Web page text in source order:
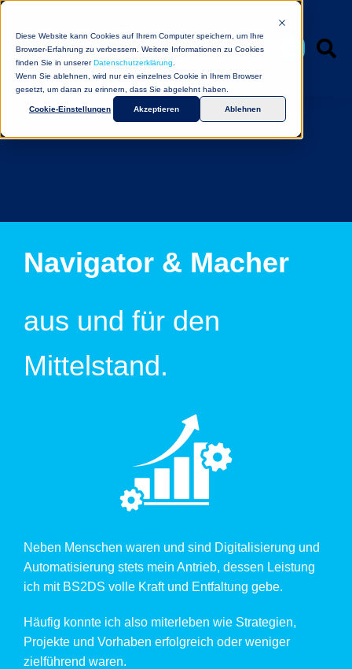
Diese Website kann Cookies auf Ihrem Computer speichern, um Ihre
Browser-Erfahrung zu verbessern. Weitere Informationen zu Cookies
finden Sie in unsererDatenschutzerklärung
Wenn Sie ablehnen, wird nur ein einzelnes Cookie in Ihrem Browser
gesetzt, um daran zu erinnern, dass Sie abgelehnt haben.
Cookie-Einstellungen Akzeptieren Ablehnen
Navigator & Macher
aus und für den
Mittelstand.
Neben Menschen waren und sind Digitalisierung und
Automatisierung stets mein Antrieb, dessen Leistung
ich mit BS2DS volle Kraft und Entfaltung gebe.
Häufig konnte ich also miterleben wie Strategien,
Projekte und Vorhaben erfolgreich oder weniger
zielführend waren.